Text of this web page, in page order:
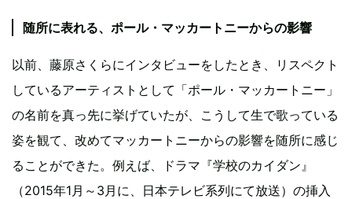
随所に表れる、ポール・マッカートニーからの影響
以前、藤原さくらにインタビューをしたとき、リスペクト
しているアーティストとして「ポール・マッカートニー」
の名前を真っ先に挙げていたが、こうして生で歌っている
姿を観て、改めてマッカートニーからの影響を随所に感じ
ることができた。例えば、ドラマ『学校のカイダン』
（2015年1月～3月に、日本テレビ系列にて放送）の挿入